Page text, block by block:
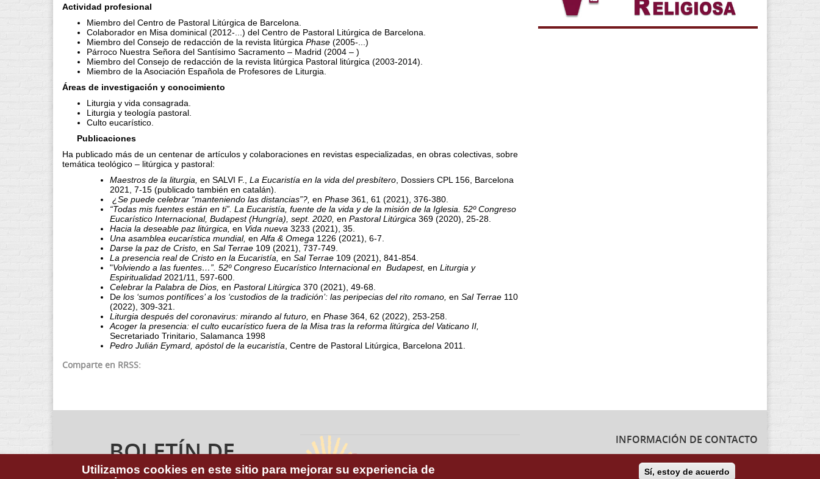
Actividad profesional
Miembro del Centro de Pastoral Litúrgica de Barcelona.
Colaborador en Misa dominical (2012-...) del Centro de Pastoral Litúrgica de Barcelona.
Miembro del Consejo de redacción de la revista litúrgica Phase (2005-...)
Párroco Nuestra Señora del Santísimo Sacramento – Madrid (2004 – )
Miembro del Consejo de redacción de la revista litúrgica Pastoral litúrgica (2003-2014).
Miembro de la Asociación Española de Profesores de Liturgia.
Áreas de investigación y conocimiento
Liturgia y vida consagrada.
Liturgia y teología pastoral.
Culto eucarístico.
Publicaciones
Ha publicado más de un centenar de artículos y colaboraciones en revistas especializadas, en obras colectivas, sobre
temática teológico – litúrgica y pastoral:
Maestros de la liturgia, en SALVI F., La Eucaristía en la vida del presbítero, Dossiers CPL 156, Barcelona
2021, 7-15 (publicado también en catalán).
¿Se puede celebrar “manteniendo las distancias”?, en Phase361, 61 (2021), 376-380.
“Todas mis fuentes están en ti”. La Eucaristía, fuente de la vida y de la misión de la Iglesia. 52º Congreso
Eucarístico Internacional, Budapest (Hungría), sept. 2020, en Pastoral Litúrgica 369 (2020), 25-28.
Hacia la deseable paz litúrgica, en Vida nueva 3233 (2021), 35.
Una asamblea eucarística mundial, en Alfa & Omega 1226 (2021), 6-7.
Darse la paz de Cristo, en Sal Terrae109 (2021), 737-749.
La presencia real de Cristo en la Eucaristía, en Sal Terrae109 (2021), 841-854.
"Volviendo a las fuentes…”. 52º Congreso Eucarístico Internacional en Budapest, en Liturgia y
Espiritualidad2021/11, 597-600.
Celebrar la Palabra de Dios, en Pastoral Litúrgica 370 (2021), 49-68.
De los ‘sumos pontífices’ a los ‘custodios de la tradición’: las peripecias del rito romano, en Sal Terrae110
(2022), 309-321.
Liturgia después del coronavirus: mirando al futuro, en Phase364, 62 (2022), 253-258.
Acoger la presencia: el culto eucarístico fuera de la Misa tras la reforma litúrgica del Vaticano II,
Secretariado Trinitario, Salamanca 1998
Pedro Julián Eymard, apóstol de la eucaristía , Centre de Pastoral Litúrgica, Barcelona 2011.
Comparte en RRSS:
BOLETÍN DE INFORMACIÓN DE CONTACTO
Escuela Regina Apostolorum
Utilizamos cookies en este sitio para mejorar su experiencia de
Sí, estoy de acuerdo